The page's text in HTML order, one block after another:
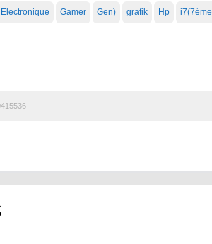
Electronique Gamer Gen) grafik Hp i7(7éme